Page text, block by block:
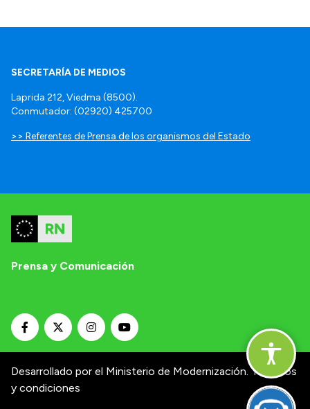
SECRETARÍA DE MEDIOS
Laprida 212, Viedma (8500).
Conmutador: (02920) 425700
>> Referentes de Prensa de los organismos del Estado
Prensa y Comunicación
Desarrollado por el Ministerio de Modernización. Términos
y condiciones